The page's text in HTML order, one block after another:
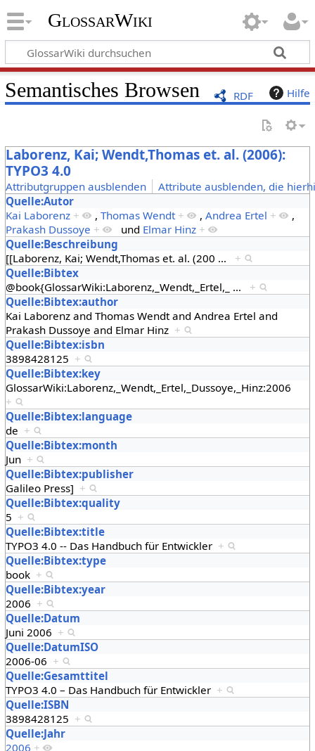
GlossarWiki
RDF Hilfe
Semantisches Browsen
Laborenz, Kai; Wendt,Thomas et. al. (2006):
TYPO3 4.0
Attributgruppen ausblenden
Attribute ausblenden, die
Quelle:Autor
Kai Laborenz + , Thomas Wendt + , Andrea Ertel +
,
Prakash Dussoye + und Elmar Hinz +
Quelle:Beschreibung
[[Laborenz, Kai; Wendt,Thomas et. al. (200 …
+
Quelle:Bibtex
@book{GlossarWiki:Laborenz,_Wendt,_Ertel,_
…
+
Quelle:Bibtex:author
Kai Laborenz and Thomas Wendt and Andrea Ertel and
Prakash Dussoye and Elmar Hinz +
Quelle:Bibtex:isbn
3898428125 +
Quelle:Bibtex:key
GlossarWiki:Laborenz,_Wendt,_Ertel,_Dussoye,_Hinz:2006
+
Quelle:Bibtex:language
de +
Quelle:Bibtex:month
Jun +
Quelle:Bibtex:publisher
Galileo Press] +
Quelle:Bibtex:quality
5 +
Quelle:Bibtex:title
TYPO3 4.0 -- Das Handbuch für Entwickler +
Quelle:Bibtex:type
book +
Quelle:Bibtex:year
2006 +
Quelle:Datum
Juni 2006 +
Quelle:DatumISO
2006-06 +
Quelle:Gesamttitel
TYPO3 4.0 – Das Handbuch für Entwickler +
Quelle:ISBN
3898428125 +
Quelle:Jahr
2006 +